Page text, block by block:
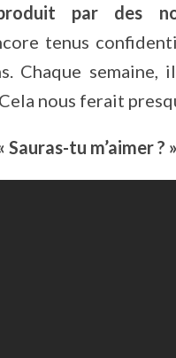
par des
tenus
Chaque
nous ferait
tu m’aimer ?